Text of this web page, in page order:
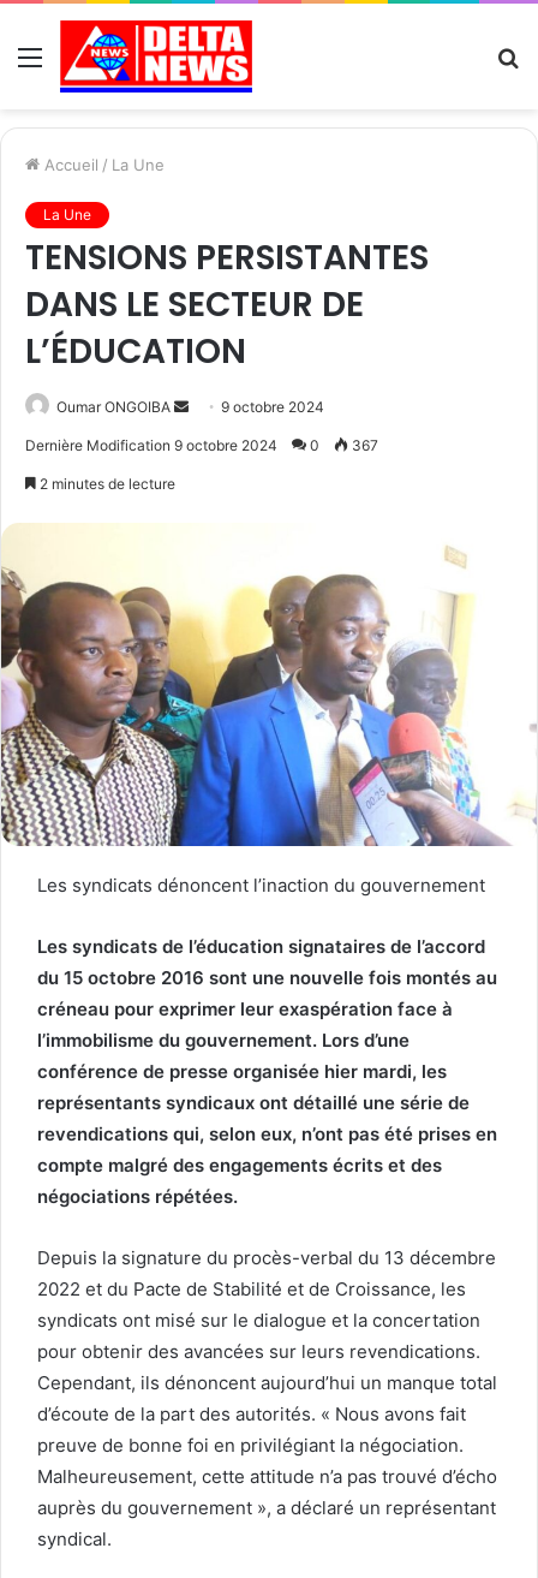
Menu
Accueil / La Une
La Une
TENSIONS PERSISTANTES
DANS LE SECTEUR DE
L’ÉDUCATION
Oumar ONGOIBA
Send9 octobre 2024
Dernière Modification 9 octobre 2024 0 367
2 minutes de lecture
Les syndicats dénoncent l’inaction du gouvernement
Les syndicats de l’éducation signataires de l’accord
du 15 octobre 2016 sont une nouvelle fois montés au
créneau pour exprimer leur exaspération face à
l’immobilisme du gouvernement. Lors d’une
conférence de presse organisée hier mardi, les
représentants syndicaux ont détaillé une série de
revendications qui, selon eux, n’ont pas été prises en
compte malgré des engagements écrits et des
négociations répétées.
Depuis la signature du procès-verbal du 13 décembre
2022 et du Pacte de Stabilité et de Croissance, les
syndicats ont misé sur le dialogue et la concertation
pour obtenir des avancées sur leurs revendications.
Cependant, ils dénoncent aujourd’hui un manque total
d’écoute de la part des autorités. « Nous avons fait
preuve de bonne foi en privilégiant la négociation.
Malheureusement, cette attitude n’a pas trouvé d’écho
auprès du gouvernement », a déclaré un représentant
syndical.